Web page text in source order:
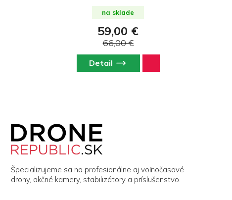
na sklade
59,00 €
66,00 €
Detail
Špecializujeme sa na profesionálne aj voľnočasové
drony, akčné kamery, stabilizátory a príslušenstvo.